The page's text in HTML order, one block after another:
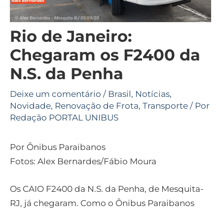
Rio de Janeiro:
Chegaram os F2400 da
N.S. da Penha
Deixe um comentário / Brasil, Notícias,
Novidade, Renovação de Frota, Transporte / Por
Redação PORTAL UNIBUS
Por Ônibus Paraibanos
Fotos: Alex Bernardes/Fábio Moura
Os CAIO F2400 da N.S. da Penha, de Mesquita-
RJ, já chegaram. Como o Ônibus Paraibanos